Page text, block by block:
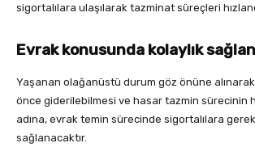
sigortalılara ulaşılarak tazminat süreçleri
Evrak konusunda kolaylık
Yaşanan olağanüstü durum göz önüne
önce giderilebilmesi ve hasar tazmin sürecinin
adına, evrak temin sürecinde sigortalılara
sağlanacaktır.